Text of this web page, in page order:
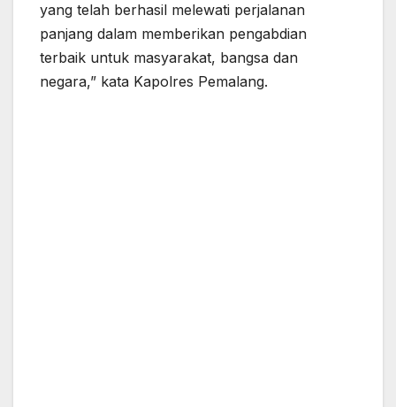
yang telah berhasil melewati perjalanan
panjang dalam memberikan pengabdian
terbaik untuk masyarakat, bangsa dan
negara,” kata Kapolres Pemalang.